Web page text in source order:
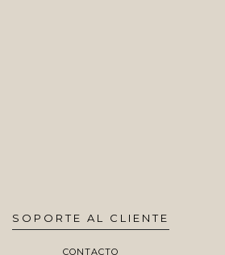
SOPORTE AL CLIENTE
CONTACTO